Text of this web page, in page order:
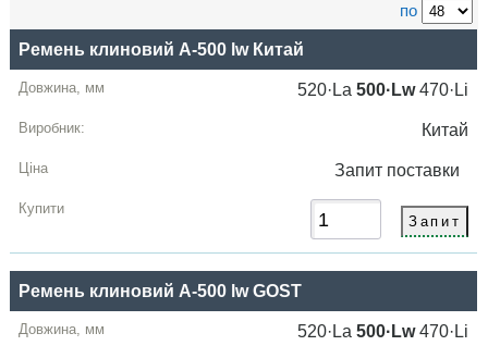
по
Позначення
Довжина
грн
Купити
Ремень клиновий A-500 lw Китай
520·La500·Lw470·Li
Китай
Запит поставки
Ремень клиновий A-500 lw GOST
520·La500·Lw470·Li